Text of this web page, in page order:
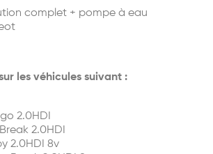
complet + pompe à eau
les véhicules suivant :
2.0HDI
2.0HDI
2.0HDI 8v